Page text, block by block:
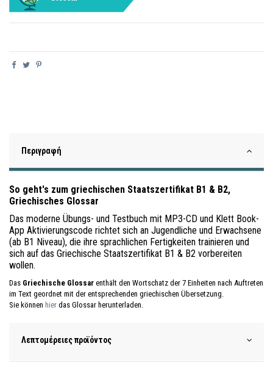
Περιγραφή
So geht's zum griechischen Staatszertifikat B1 & B2,
Griechisches Glossar
Das moderne Übungs- und Testbuch mit MP3-CD und Klett Book-
App Aktivierungscode richtet sich an Jugendliche und Erwachsene
(ab B1 Niveau), die ihre sprachlichen Fertigkeiten trainieren und
sich auf das Griechische Staatszertifikat B1 & B2 vorbereiten
wollen.
Das Griechische Glossar enthält den Wortschatz der 7 Einheiten nach Auftreten
im Text geordnet mit der entsprechenden griechischen Übersetzung.
Sie können hier das Glossar herunterladen.
Λεπτομέρειες προϊόντος